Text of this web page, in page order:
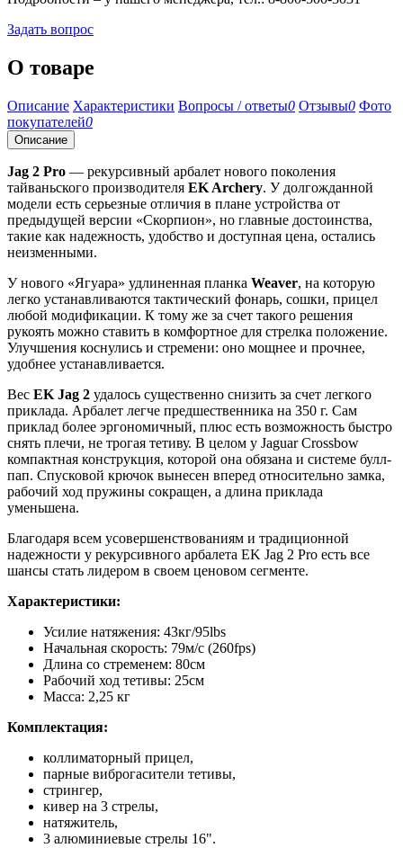
Задать вопрос
О товаре
Описание Характеристики Вопросы / ответы0 Отзывы0 Фото
покупателей0
Описание
Jag 2 Pro — рекурсивный арбалет нового поколения
тайваньского производителя EK Archery. У долгожданной
модели есть серьезные отличия в плане устройства от
предыдущей версии «Скорпион», но главные достоинства,
такие как надежность, удобство и доступная цена, остались
неизменными.
У нового «Ягуара» удлиненная планка Weaver, на которую
легко устанавливаются тактический фонарь, сошки, прицел
любой модификации. К тому же за счет такого решения
рукоять можно ставить в комфортное для стрелка положение.
Улучшения коснулись и стремени: оно мощнее и прочнее,
удобнее устанавливается.
Вес EK Jag 2 удалось существенно снизить за счет легкого
приклада. Арбалет легче предшественника на 350 г. Сам
приклад более эргономичный, плюс есть возможность быстро
снять плечи, не трогая тетиву. В целом у Jaguar Crossbow
компактная конструкция, которой она обязана и системе булл-
пап. Спусковой крючок вынесен вперед относительно замка,
рабочий ход пружины сокращен, а длина приклада
уменьшена.
Благодаря всем усовершенствованиям и традиционной
надежности у рекурсивного арбалета EK Jag 2 Pro есть все
шансы стать лидером в своем ценовом сегменте.
Характеристики:
Усилие натяжения: 43кг/95lbs
Начальная скорость: 79м/с (260fps)
Длина со стременем: 80см
Рабочий ход тетивы: 25см
Масса: 2,25 кг
Комплектация:
коллиматорный прицел,
парные виброгасители тетивы,
стрингер,
кивер на 3 стрелы,
натяжитель,
3 алюминиевые стрелы 16".